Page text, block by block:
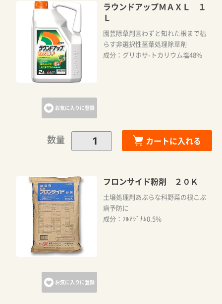
お気に入りに登録
ラウンドアップＭＡＸＬ １
Ｌ
園芸除草剤言わずと知れた根まで枯
らす非選択性茎葉処理除草剤
成分：グリホサ-トカリウム塩48%
数量 カートに入れる
お気に入りに登録
フロンサイド粉剤 ２０Ｋ
土壌処理剤あぶらな科野菜の根こぶ
病予防に
成分：ﾌﾙｱｼﾞﾅﾑ0.5%